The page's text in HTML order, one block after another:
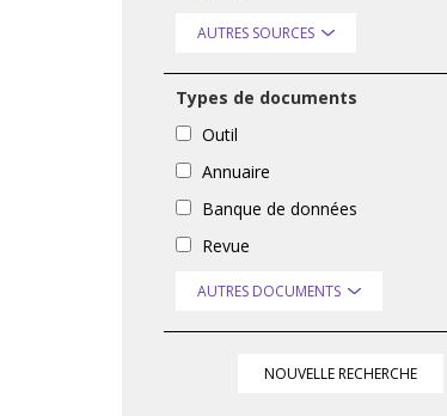
AUTRES SOURCES
Types de documents
Outil
Annuaire
Banque de données
Revue
AUTRES DOCUMENTS
NOUVELLE RECHERCHE